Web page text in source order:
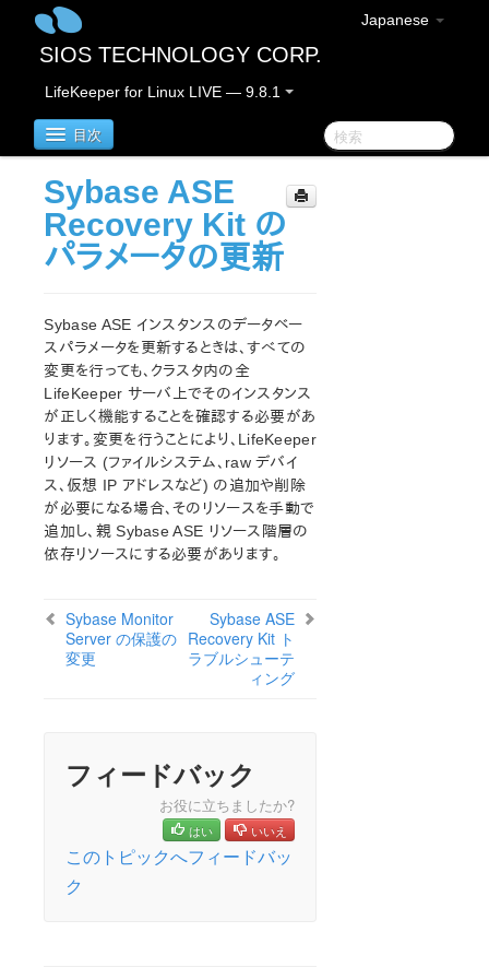
Japanese
SIOS TECHNOLOGY CORP.
LifeKeeper for Linux LIVE — 9.8.1
目次
LifeKeeper for Linux
LifeKeeper for Linux リリースノート
新機能
バグの修正 / Hotfixes
廃止された機能
LifeKeeperコンポーネント
システム要件
ストレージとアダプタのオプション
オープンソースパッケージ
既知の問題
テクニカルノート
LifeKeeper for Linux スタートアップガイド
LifeKeeper for Linux インストレーションガイド
LifeKeeperソフトウェアのインストール
セットアップスクリプトの操作
LifeKeeper インストールの確認
LifeKeeperのアップデート
Sybase ASE
Recovery Kit の
パラメータの更新
Sybase ASE インスタンスのデータベー
スパラメータを更新するときは、すべての
変更を行っても、クラスタ内の全
LifeKeeper サーバ上でそのインスタンス
が正しく機能することを確認する必要があ
ります。変更を行うことにより、LifeKeeper
リソース (ファイルシステム、raw デバイ
ス、仮想 IP アドレスなど) の追加や削除
が必要になる場合、そのリソースを手動で
追加し、親 Sybase ASE リソース階層の
依存リソースにする必要があります。
Sybase Monitor
Server の保護の
変更
Sybase ASE
Recovery Kit ト
ラブルシューテ
ィング
フィードバック
お役に立ちましたか?
はい いいえ
このトピックへフィードバッ
ク